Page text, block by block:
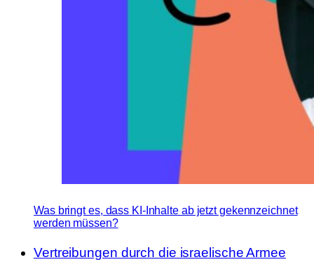
Was bringt es, dass KI-Inhalte ab jetzt gekennzeichnet
werden müssen?
Vertreibungen durch die israelische Armee